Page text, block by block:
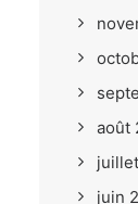
août
juin